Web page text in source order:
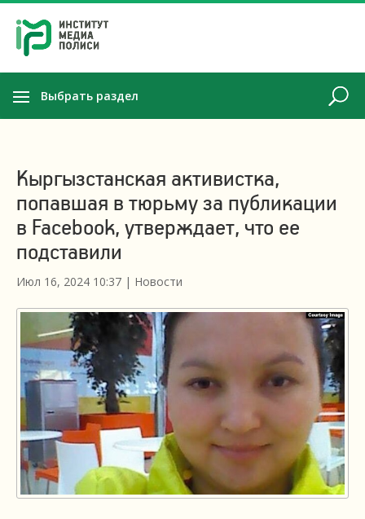
Выбрать раздел
Кыргызстанская активистка,
попавшая в тюрьму за публикации
в Facebook, утверждает, что ее
подставили
Июл 16, 2024 10:37 | Новости